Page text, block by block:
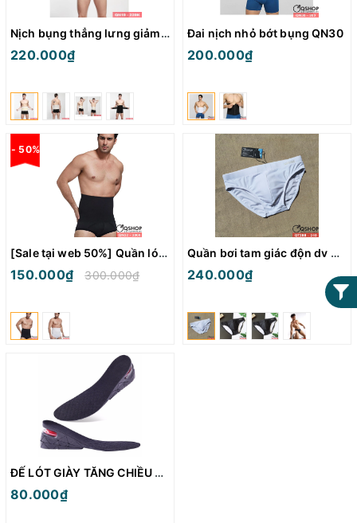
Nịch bụng thẳng lưng giảm bụng QN19
220.000₫
Đai nịch nhỏ bớt bụng QN30
200.000₫
- 50%
[Sale tại web 50%] Quần lót nịch bụng 2 trong 1 QN32
150.000₫ 300.000₫
Quần bơi tam giác độn dv Desmiit cao cấp QT288
240.000₫
ĐẾ LÓT GIÀY TĂNG CHIỀU CAO ĐIỀU CHỈNH ĐỘ CAO 3-5-7CM
80.000₫